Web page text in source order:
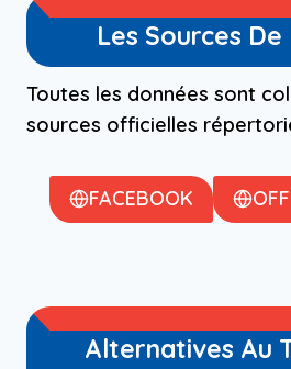
Les Sources
Toutes les données sont
sources officielles
FACEBOOK
Alternatives Au